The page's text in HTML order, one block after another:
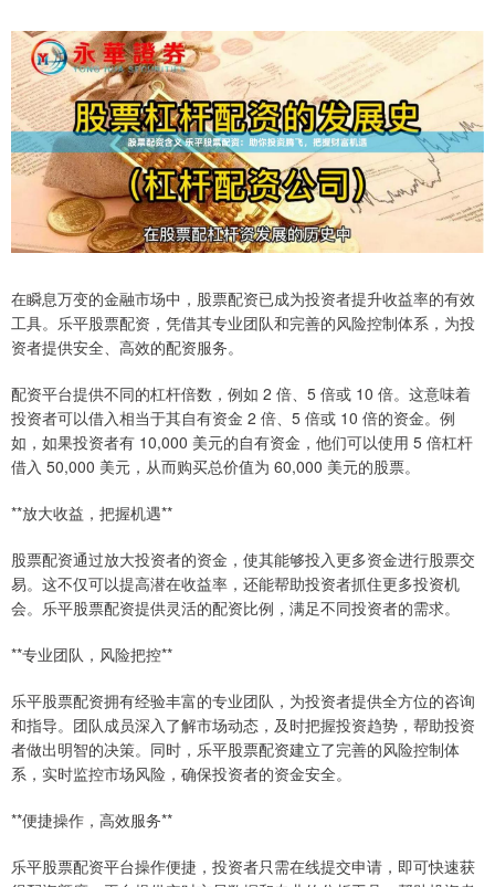
在瞬息万变的金融市场中，股票配资已成为投资者提升收益率的有效
工具。乐平股票配资，凭借其专业团队和完善的风险控制体系，为投
资者提供安全、高效的配资服务。
配资平台提供不同的杠杆倍数，例如 2 倍、5 倍或 10 倍。这意味着
投资者可以借入相当于其自有资金 2 倍、5 倍或 10 倍的资金。例
如，如果投资者有 10,000 美元的自有资金，他们可以使用 5 倍杠杆
借入 50,000 美元，从而购买总价值为 60,000 美元的股票。
**放大收益，把握机遇**
股票配资通过放大投资者的资金，使其能够投入更多资金进行股票交
易。这不仅可以提高潜在收益率，还能帮助投资者抓住更多投资机
会。乐平股票配资提供灵活的配资比例，满足不同投资者的需求。
**专业团队，风险把控**
乐平股票配资拥有经验丰富的专业团队，为投资者提供全方位的咨询
和指导。团队成员深入了解市场动态，及时把握投资趋势，帮助投资
者做出明智的决策。同时，乐平股票配资建立了完善的风险控制体
系，实时监控市场风险，确保投资者的资金安全。
**便捷操作，高效服务**
乐平股票配资平台操作便捷，投资者只需在线提交申请，即可快速获